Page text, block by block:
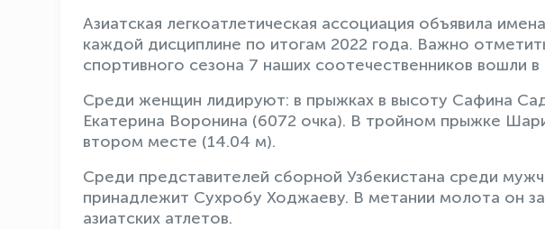
Азиатская легкоатлетическая ассоциация объявила
каждой дисциплине по итогам 2022 года. Важно
спортивного сезона 7 наших соотечественников вошли
Среди женщин лидируют: в прыжках в высоту Сафина
Екатерина Воронина (6072 очка). В тройном прыжке
втором месте (14.04 м).
Среди представителей сборной Узбекистана среди
принадлежит Сухробу Ходжаеву. В метании молота он
азиатских атлетов.